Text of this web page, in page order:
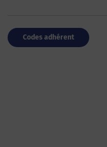
Codes adhérent